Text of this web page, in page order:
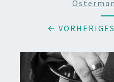
← VORHERIGES